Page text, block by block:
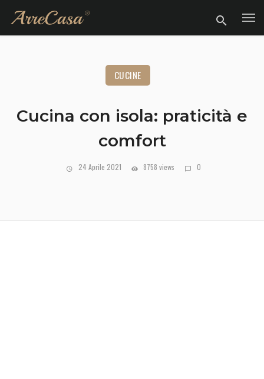
CUCINE
Cucina con isola: praticità e
comfort
24 Aprile 2021 8758 views 0